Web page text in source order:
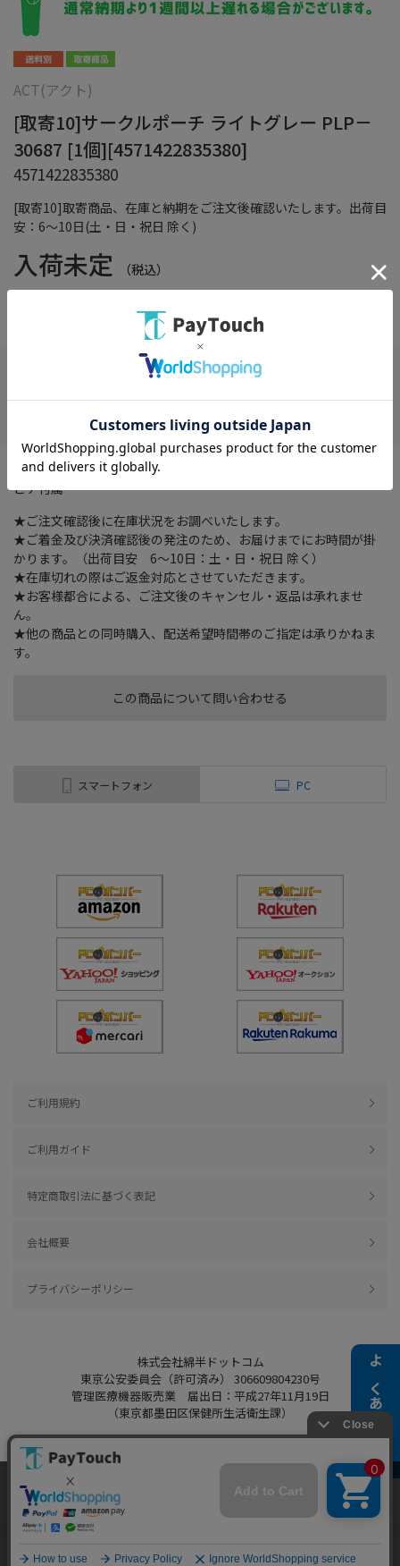
よくある質問
[取寄10]取寄商品、在庫と納期をご注文後確認いたします。出荷目
安：6～10日(土・日・祝日 除く)
ACT(アクト)
[取寄10]サークルポーチ ライトグレー PLP－
30687 [1個][4571422835380]
4571422835380
入荷未定 （税込）
この商品について問い合わせる
お気に入り
２ポケットの円型ミニポーチ。カバンなどに取り付けられるカラ
ビナ付属
★ご注文確認後に在庫状況をお調べいたします。
★ご着金及び決済確認後の発注のため、お届けまでにお時間が掛
かります。（出荷目安 6～10日：土・日・祝日 除く）
★在庫切れの際はご返金対応とさせていただきます。
★お客様都合による、ご注文後のキャンセル・返品は承れませ
ん。
★他の商品との同時購入、配送希望時間帯のご指定は承りかねま
す。
スマートフォン PC
ご利用規約
ご利用ガイド
特定商取引法に基づく表記
会社概要
プライバシーポリシー
株式会社綿半ドットコム
東京公安委員会（許可済み） 306609804230号
管理医療機器販売業 届出日：平成27年11月19日
（東京都墨田区保健所生活衛生課）
Copyright 2022
Powered by Watahan Partners Co., Ltd.
当ウェブサイトでは、お客様により良いサービス
をご提供するため、クッキーを利用しています。
サイト利用を継続することにより、クッキーの使
細はこちら」をご覧ください。
同意する